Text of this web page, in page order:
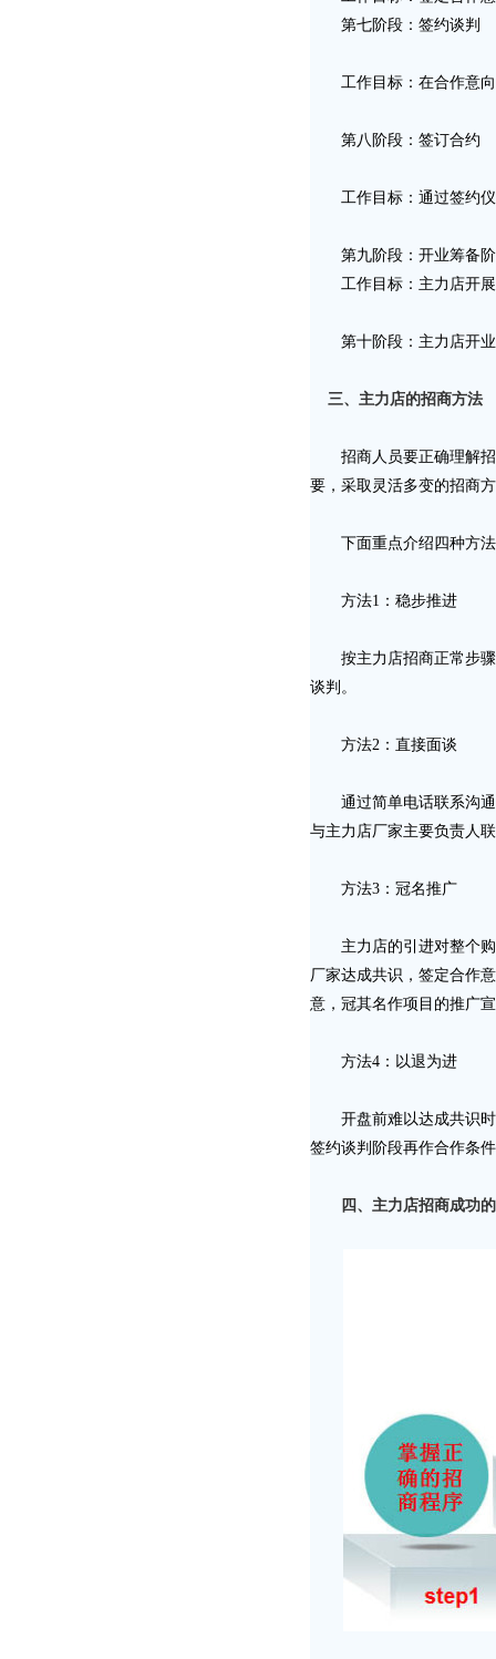
第七阶段：签约谈判
工作目标：在合作意向
第八阶段：签订合约
工作目标：通过签约仪
第九阶段：开业筹备
工作目标：主力店开展
第十阶段：主力店开业
三、主力店的招商方法
招商人员要正确理解招
要，采取灵活多变的招商
下面重点介绍四种方法
方法1：稳步推进
按主力店招商正常步骤
谈判。
方法2：直接面谈
通过简单电话联系沟通
与主力店厂家主要负责人
方法3：冠名推广
主力店的引进对整个购
厂家达成共识，签定合作
意，冠其名作项目的推广
方法4：以退为进
开盘前难以达成共识时
签约谈判阶段再作合作条
四、主力店招商成功